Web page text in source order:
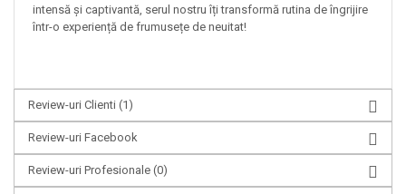
intensă și captivantă, serul nostru îți transformă rutina de îngrijire
într-o experiență de frumusețe de neuitat!
Review-uri Clienti (1)
Review-uri Facebook
Review-uri Profesionale (0)